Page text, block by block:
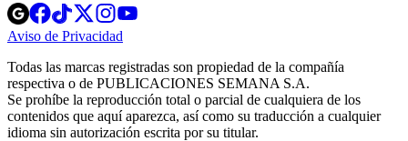
Opens
in
new
Opens
in
new
Opens
in
new
window
Opens
new
windowwindow
Aviso de Privacidad
new
window
Todas las marcas registradas son propiedad de la compañía
respectiva o de PUBLICACIONES SEMANA S.A.
Se prohíbe la reproducción total o parcial de cualquiera de los
contenidos que aquí aparezca, así como su traducción a cualquier
idioma sin autorización escrita por su titular.